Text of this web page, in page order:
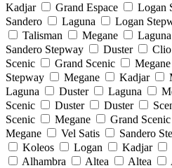
Kadjar
Grand Espace Logan
Sandero
Laguna Logan
Talisman
Megane Laguna
Sandero Stepway
Duster Clio
Scenic
Grand Scenic Megane
Stepway
Megane Kadjar
Laguna
Duster Laguna
Scenic
Duster Duster
Scenic
Megane Grand Scenic
Megane
Vel Satis Sandero
Koleos
Logan Kadjar
Alhambra
Altea Altea